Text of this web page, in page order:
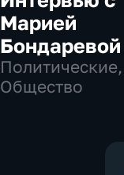
Марией
Бондаревой
Политические,
Общество